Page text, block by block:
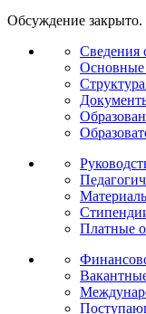
Обсуждение закрыто.
Сведения
Основные
Платные